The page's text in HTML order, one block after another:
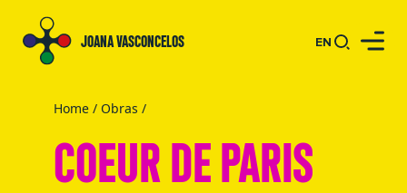
JOANA VASCONCELOS EN
Home / Obras /
COEUR DE PARIS